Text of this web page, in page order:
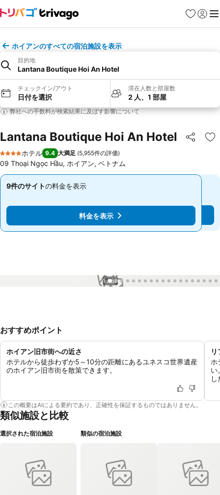
お気に入り
ログイ
メ
ホイアンのすべての宿泊施設を表示
目的地
Lantana Boutique Hoi An Hotel
チェックイン/アウト
日付を選択
滞在人数と部屋数
2 人、1 部屋
弊社への手数料が検索結果に及ぼす影響について
Lantana Boutique Hoi An Hotel シェア
お
4 ホテルのランク
ホテル 9.4 大満足 (5,955件の評価)
09 Thoại Ngọc Hầu, ホイアン, ベトナム
9件のサイトの料金を表示
値
料金を表示
9件のサイトの料金を表示
値
￥7,672 料金を表示
1 / 60
おすすめポイント
ホイアン旧市街への近さ
ホテルから徒歩わずか5～10分の距離にあるユネスコ世界遺産
のホイアン旧市街を散策できます。
ホ
い
この概要はAIによる要約であり、正確性を保証するものではありません。
類似施設と比較
選択された宿泊施設 類似の宿泊施設